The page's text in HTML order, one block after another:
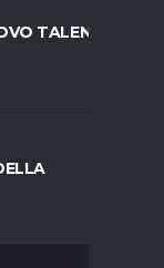
TALENTO